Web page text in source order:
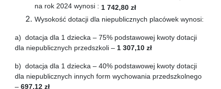
na rok 2024 wynosi : 1 742,80 zł
Wysokość dotacji dla niepublicznych placówek wynosi:
a) dotacja dla 1 dziecka – 75% podstawowej kwoty dotacji
dla niepublicznych przedszkoli – 1 307,10 zł
b) dotacja dla 1 dziecka – 40% podstawowej kwoty dotacji
dla niepublicznych innych form wychowania przedszkolnego
– 697,12 zł